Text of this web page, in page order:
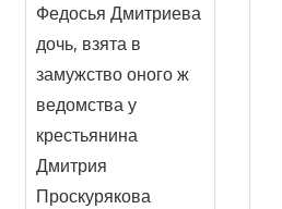
Федосья Дмитриева
дочь, взята в
замужство оного ж
ведомства у
крестьянина
Дмитрия
Проскурякова